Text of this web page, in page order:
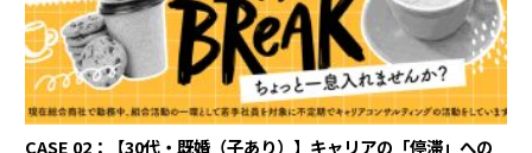
CASE 02：【30代・既婚（子あり）】キャリアの「停滞」への